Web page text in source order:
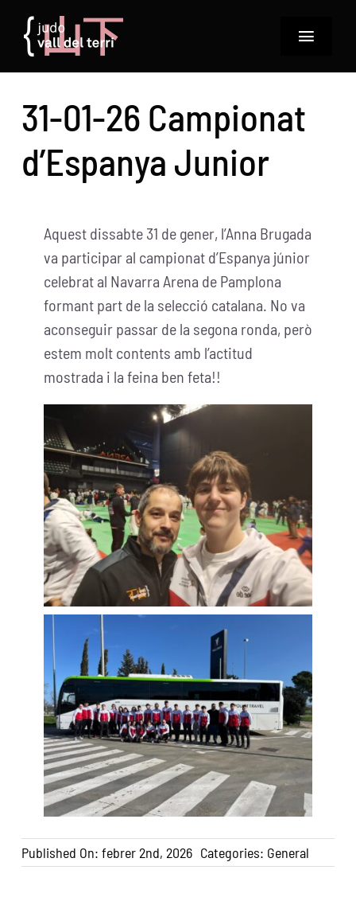
content
Toggle
Horaris i quotes
Judo a les escoles
Notícies
Calendaris
Descàrregues
Contacte
FES UNA CLASSE DE PROVA
31-01-26 Campionat
d’Espanya Junior
Aquest dissabte 31 de gener, l’Anna Brugada
va participar al campionat d’Espanya júnior
celebrat al Navarra Arena de Pamplona
formant part de la selecció catalana. No va
aconseguir passar de la segona ronda, però
estem molt contents amb l’actitud
mostrada i la feina ben feta!!
Published On: febrer 2nd, 2026 Categories: General